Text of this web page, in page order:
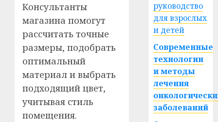
Консультанты
магазина помогут
рассчитать точные
размеры, подобрать
оптимальный
материал и выбрать
подходящий цвет,
учитывая стиль
помещения.
руководство
для взрослых
и детей
Современные
технологии
и методы
лечения
заболеваний